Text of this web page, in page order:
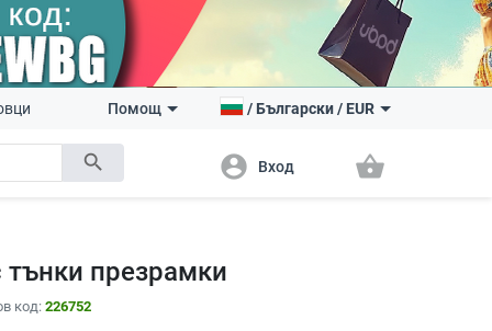
search
Помощ /Български/ EUR
account_circle Вход shopping_basket
тънки презрамки
код: 226752